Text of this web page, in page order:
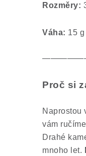
Rozměry:
Váha: 15 g
Proč si
Naprostou
vám
Drahé
mnoho let.